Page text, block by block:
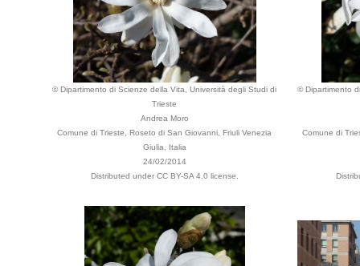
© Dipartimento di Scienze della Vita, Università degli Studi di
Trieste
Andrea Moro
Comune di Trieste, Roseto di San Giovanni, Friuli Venezia
Giulia, Italia
24/02/2014
Distributed under CC BY-SA 4.0 license.
© Dipartimento
Comune di